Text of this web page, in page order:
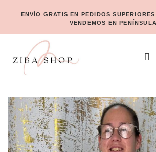
ENVÍO GRATIS EN PEDIDOS
VENDEMOS EN